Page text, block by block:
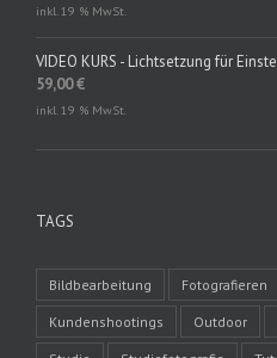
inkl. 19 % MwSt.
VIDEO KURS - Lichtsetzung für
59,00€
inkl. 19 % MwSt.
TAGS
Bildbearbeitung Fotografieren
Kundenshootings Outdoor